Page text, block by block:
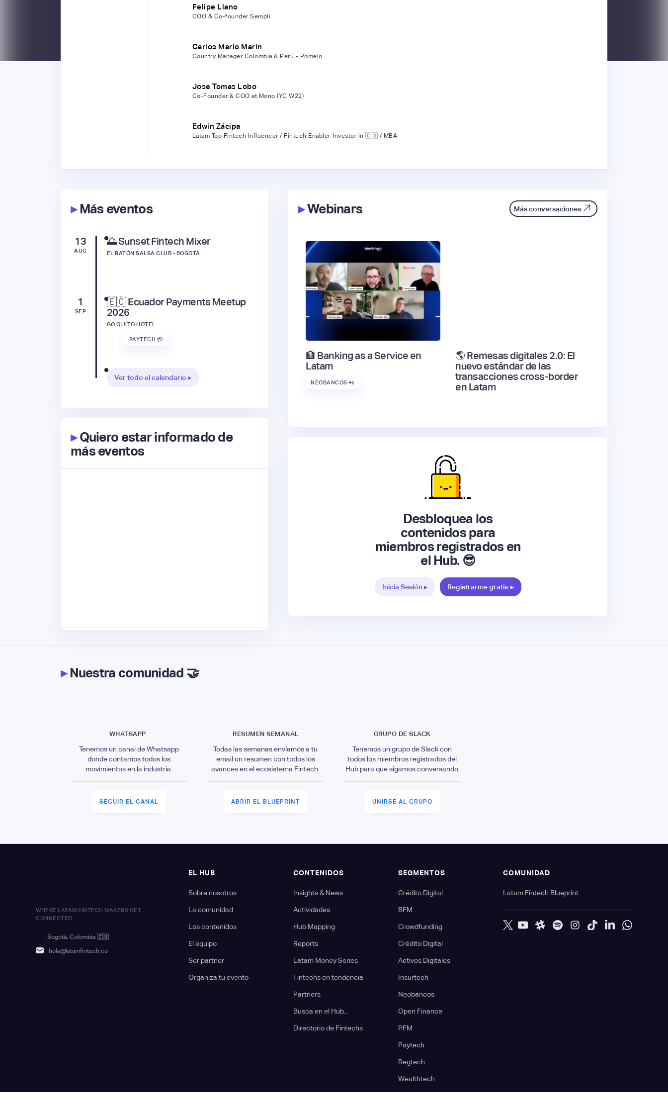
Felipe Llano
COO & Co-founder Sempli
Carlos Mario Marín
Country Manager Colombia & Perú - Pomelo
Jose Tomas Lobo
Co-Founder & COO at Mono (YC W22)
Edwin Zácipa
Latam Top Fintech Influencer / Fintech Enabler-Investor in 🇨🇴 / MBA
▸Más eventos
13
AUG
🌅 Sunset Fintech Mixer
EL RATÓN SALSA CLUB - BOGOTÁ
1
SEP
🇪🇨 Ecuador Payments Meetup
2026
GO QUITO HOTEL
PAYTECH 💳
Ver todo el calendario ▸
▸Quiero estar informado de
más eventos
▸Webinars Más conversaciones
🏦 Banking as a Service en
Latam
NEOBANCOS 📲
🌎 Remesas digitales 2.0: El
nuevo estándar de las
transacciones cross-border
en Latam
Desbloquea los
contenidos para
miembros registrados en
el Hub. 😎
Inicia Sesión ▸ Registrarme gratis ▸
▸Nuestra comunidad 🤝
WHATSAPP
Tenemos un canal de Whatsapp
donde contamos todos los
movimientos en la industria.
SEGUIR EL CANAL
RESUMEN SEMANAL
Todas las semanas envíamos a tu
email un resumen con todos los
avances en el ecosistema Fintech.
ABRIR EL BLUEPRINT
GRUPO DE SLACK
Tenemos un grupo de Slack con
todos los miembros registrados del
Hub para que sigamos conversando.
UNIRSE AL GRUPO
WHERE LATAM FINTECH MAKERS GET
CONNECTED.
Bogotá, Colombia 🇨🇴
hola@latamfintech.co
EL HUB
Sobre nosotros
La comunidad
Los contenidos
El equipo
Ser partner
Organiza tu evento
CONTENIDOS
Insights & News
Actividades
Hub Mapping
Reports
Latam Money Series
Fintechs en tendencia
Partners
Busca en el Hub...
Directorio de Fintechs
SEGMENTOS
Crédito Digital
BFM
Crowdfunding
Crédito Digital
Activos Digitales
Insurtech
Neobancos
Open Finance
PFM
Paytech
Regtech
Wealthtech
COMUNIDAD
Latam Fintech Blueprint